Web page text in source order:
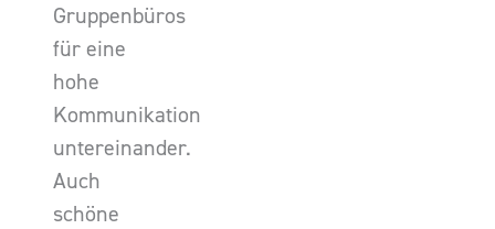
Gruppenbüros
für eine
hohe
Kommunikation
untereinander.
Auch
schöne